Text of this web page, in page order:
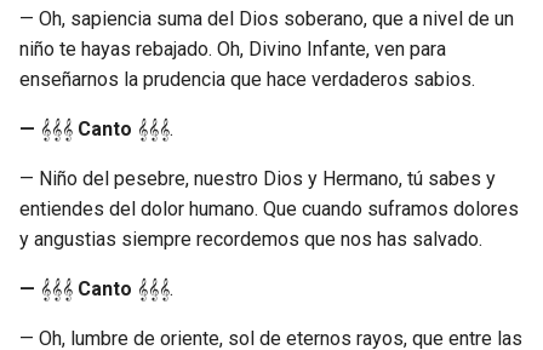
— Oh, sapiencia suma del Dios soberano, que a nivel de un
niño te hayas rebajado. Oh, Divino Infante, ven para
enseñarnos la prudencia que hace verdaderos sabios.
— 𝄞𝄞𝄞 Canto 𝄞𝄞𝄞.
— Niño del pesebre, nuestro Dios y Hermano, tú sabes y
entiendes del dolor humano. Que cuando suframos dolores
y angustias siempre recordemos que nos has salvado.
— 𝄞𝄞𝄞 Canto 𝄞𝄞𝄞.
— Oh, lumbre de oriente, sol de eternos rayos, que entre las